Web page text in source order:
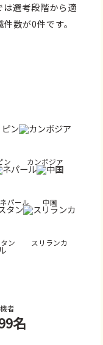
は選考段階から適
数が0件です。
ン カンボジア
ネパール 中国
ン スリランカ
者
名